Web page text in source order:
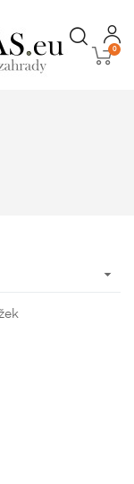
0
